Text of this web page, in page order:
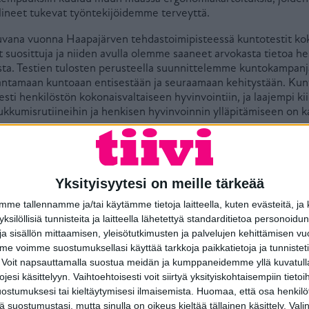
Yksityisyytesi on meille tärkeää
tallennamme ja/tai käytämme tietoja laitteella, kuten evästeitä, ja
tunnisteita ja laitteella lähetettyä standarditietoa
sisällön mittaamisen, yleisötutkimusten ja palvelujen kehittämisen
voimme suostumuksellasi käyttää tarkkoja paikkatietoja ja
napsauttamalla suostua meidän ja kumppaneidemme yllä
käsittelyyn. Vaihtoehtoisesti voit siirtyä yksityiskohtaisempiin
tai kieltäytymisesi ilmaisemista.
Huomaa, että osa
suostumustasi, mutta sinulla on oikeus kieltää tällainen käsittely.
tukevat työntekijöidemme terveyttä.
vuonna Haapajärven tehdastoimipisteessä kuntotestit
ja niiden avulla olemme saaneet arvokasta tietoa
Testien tulosten perusteella suunnittelemme
kuntoaan entisestään ja seuraamaan kehitystään.
henkilöstön kokonaisvaltaiseen hyvinvointiin, ja laajempi
ja henkisen hyvinvoinnin ylläpitämiseen on
tarjota Haapajärven toimipisteessä ilmaisia välipalahedelmiä
ja edistää terveellisiä ruokailutottumuksia.
tukeminen ja yhteisöllisyys
työntekijöillä on monia erilaisia mahdollisuuksia
käyttää paikallisia liikuntapalveluita laajasti ja monipuolisesti
kompensaatiota, jotta työntekijöillämme olisi
fyysisestä kunnostaan.